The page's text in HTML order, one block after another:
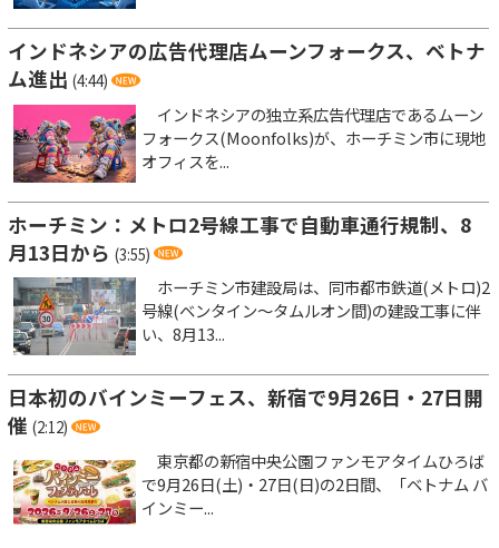
インドネシアの広告代理店ムーンフォークス、ベトナ
ム進出 (4:44)
インドネシアの独立系広告代理店であるムーン
フォークス(Moonfolks)が、ホーチミン市に現地
オフィスを...
ホーチミン：メトロ2号線工事で自動車通行規制、8
月13日から (3:55)
ホーチミン市建設局は、同市都市鉄道(メトロ)2
号線(ベンタイン～タムルオン間)の建設工事に伴
い、8月13...
日本初のバインミーフェス、新宿で9月26日・27日開
催 (2:12)
東京都の新宿中央公園ファンモアタイムひろば
で9月26日(土)・27日(日)の2日間、「ベトナム バ
インミー...